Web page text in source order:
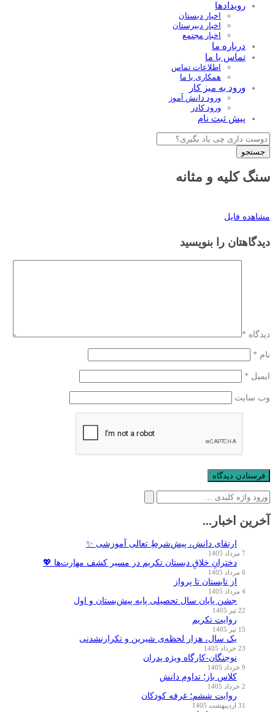
رویدادها
اخبار دبستان
اخبار دبیرستان
اخبار مجتمع
درباره ما
تماس با ما
اطلاعات تماس
همکاری با ما
ورود به میز کار
ورود دانش آموز
ورود کادر
پیش ثبت نام
Products
search
جستجو
سنگ کلیه و مثانه
مشاهده فایل
دیدگاهتان را بنویسید
دیدگاه *
نام *
ایمیل *
وب‌ سایت
جستجو
برای:
آخرین اخبار...
ارتقای دانش، پیش‌شرطِ تعالی آموزشی ✨
7 مرداد 1405
دخترانِ خلاقِ دبستان تکریم در مسیر کشف مهارت‌ها 💖
6 مرداد 1405
از تابستان تا پرواز
4 مرداد 1405
جشن پایان سال تحصیلی پایه پیش‌بستان و اول
22 تیر 1405
روایت تکریم
15 تیر 1405
یک سال، هزار لحظه‌ی شیرین و تکرارنشدنی
23 خرداد 1405
نوجنگان-کارگاه ویژه پدران
9 خرداد 1405
کلاس باز؛ تداوم دانش
2 خرداد 1405
روایت ششم؛ غرفه کودکان
31 اردیبهشت 1405